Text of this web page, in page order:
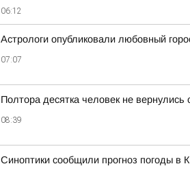
06:12
Астрологи опубликовали любовный
07:07
Полтора десятка человек не
08:39
Синоптики сообщили прогноз погоды в